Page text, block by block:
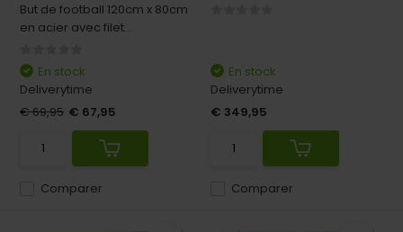
But de football 120cm x 80cm
en acier avec filet...
Comparer
En stock
Deliverytime
€ 69,95 € 67,95
Comparer
En stock
Deliverytime
€ 349,95